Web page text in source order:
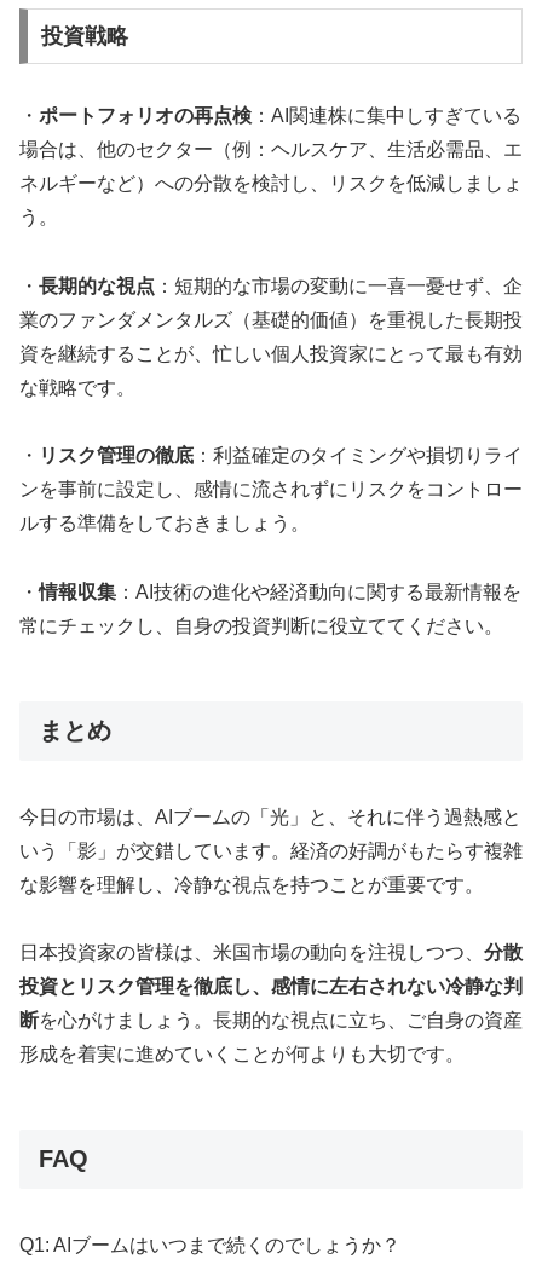
投資戦略
・ ポートフォリオの再点検 ：AI関連株に集中しすぎている
場合は、他のセクター（例：ヘルスケア、生活必需品、エ
ネルギーなど）への分散を検討し、リスクを低減しましょ
う。
・ 長期的な視点 ：短期的な市場の変動に一喜一憂せず、企
業のファンダメンタルズ（基礎的価値）を重視した長期投
資を継続することが、忙しい個人投資家にとって最も有効
な戦略です。
・ リスク管理の徹底 ：利益確定のタイミングや損切りライ
ンを事前に設定し、感情に流されずにリスクをコントロー
ルする準備をしておきましょう。
・情報収集 ：AI技術の進化や経済動向に関する最新情報を
常にチェックし、自身の投資判断に役立ててください。
まとめ
今日の市場は、AIブームの「光」と、それに伴う過熱感と
いう「影」が交錯しています。経済の好調がもたらす複雑
な影響を理解し、冷静な視点を持つことが重要です。
日本投資家の皆様は、米国市場の動向を注視しつつ、 分散
投資とリスク管理を徹底し、感情に左右されない冷静な判
断を心がけましょう。長期的な視点に立ち、ご自身の資産
形成を着実に進めていくことが何よりも大切です。
FAQ
Q1: AIブームはいつまで続くのでしょうか？